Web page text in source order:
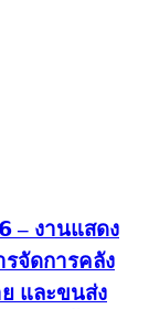
งานแสดง
จัดการคลัง
และขนส่ง